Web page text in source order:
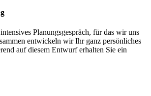
Planungsgespräch, für das wir uns
entwickeln wir Ihr ganz persönliches
auf diesem Entwurf erhalten Sie ein